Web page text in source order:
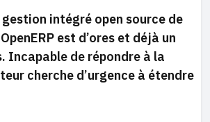
intégré open source de
est d’ores et déjà un
Incapable de répondre à la
cherche d’urgence à étendre